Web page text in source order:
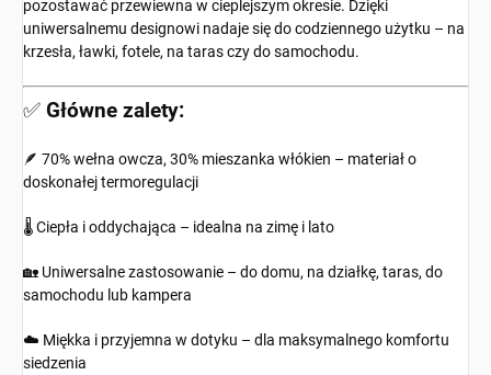
pozostawać przewiewna w cieplejszym okresie. Dzięki
uniwersalnemu designowi nadaje się do codziennego użytku – na
krzesła, ławki, fotele, na taras czy do samochodu.
✅ Główne zalety:
🪶 70% wełna owcza, 30% mieszanka włókien – materiał o
doskonałej termoregulacji
🌡️ Ciepła i oddychająca – idealna na zimę i lato
🏡 Uniwersalne zastosowanie – do domu, na działkę, taras, do
samochodu lub kampera
☁️ Miękka i przyjemna w dotyku – dla maksymalnego komfortu
siedzenia